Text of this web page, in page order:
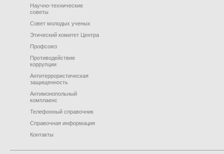
Научно-технические
советы
Совет молодых ученых
Этический комитет Центра
Профсоюз
Противодействие
коррупции
Антитеррористическая
защищенность
Антимонопольный
комплаенс
Телефонный справочник
Справочная информация
Контакты